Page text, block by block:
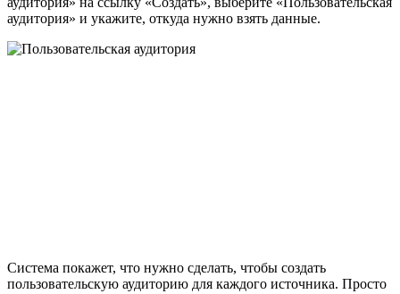
аудитория» и укажите, откуда нужно взять данные.
Система покажет, что нужно сделать, чтобы создать
пользовательскую аудиторию для каждого источника. Просто